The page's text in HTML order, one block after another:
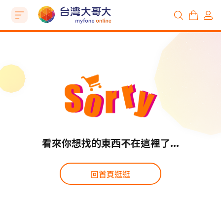
看來你想找的東西不在這裡了...
回首頁逛逛